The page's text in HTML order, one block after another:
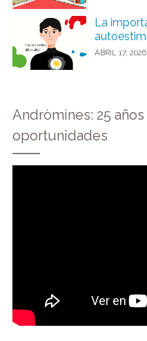
La
ABRIL 17, 2026
Andròmines: 25
oportunidades